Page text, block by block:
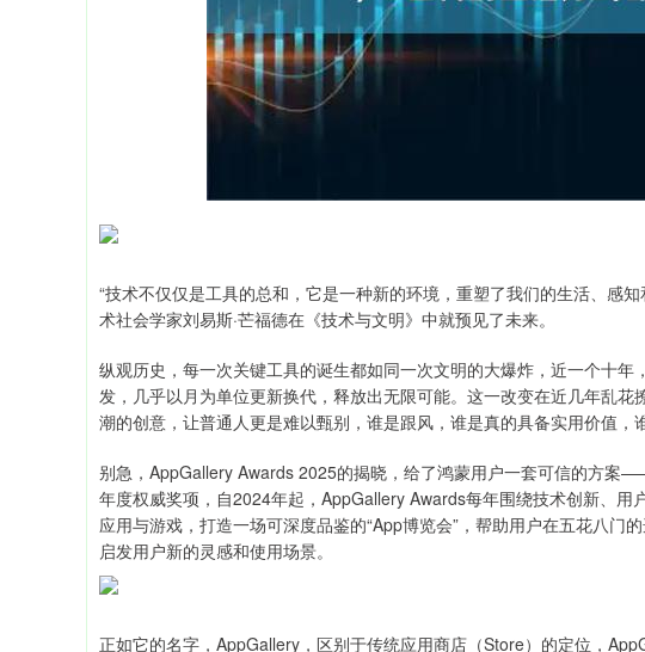
“技术不仅仅是工具的总和，它是一种新的环境，重塑了我们的生活、感
术社会学家刘易斯·芒福德在《技术与文明》中就预见了未来。
纵观历史，每一次关键工具的诞生都如同一次文明的大爆炸，近一个十
发，几乎以月为单位更新换代，释放出无限可能。这一改变在近几年乱
潮的创意，让普通人更是难以甄别，谁是跟风，谁是真的具备实用价值
别急，AppGallery Awards 2025的揭晓，给了鸿蒙用户一套可信的方案
年度权威奖项，自2024年起，AppGallery Awards每年围绕技术创新、
应用与游戏，打造一场可深度品鉴的“App博览会”，帮助用户在五花八门
启发用户新的灵感和使用场景。
正如它的名字，AppGallery，区别于传统应用商店（Store）的定位，